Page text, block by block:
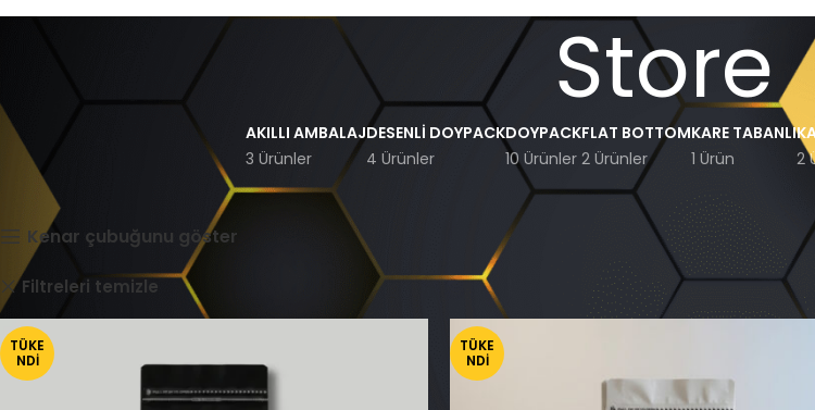
Store
AKILLI AMBALAJ
3 Ürünler
DESENLI DOYPACK
4 Ürünler
DOYPACK
10 Ürünler
FLAT BOTTOM
2 Ürünler
KARE TABANLI
1 Ürün
2
Ana Sayfa
Kenar çubuğunu göster
Filtreleri temizle
TÜKE
NDI
TÜKE
NDI